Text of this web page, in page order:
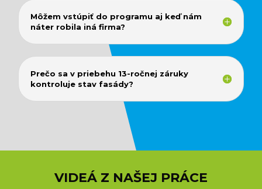
Môžem vstúpiť do programu aj keď nám
náter robila iná firma?
Prečo sa v priebehu 13-ročnej záruky
kontroluje stav fasády?
VIDEÁ Z NAŠEJ PRÁCE